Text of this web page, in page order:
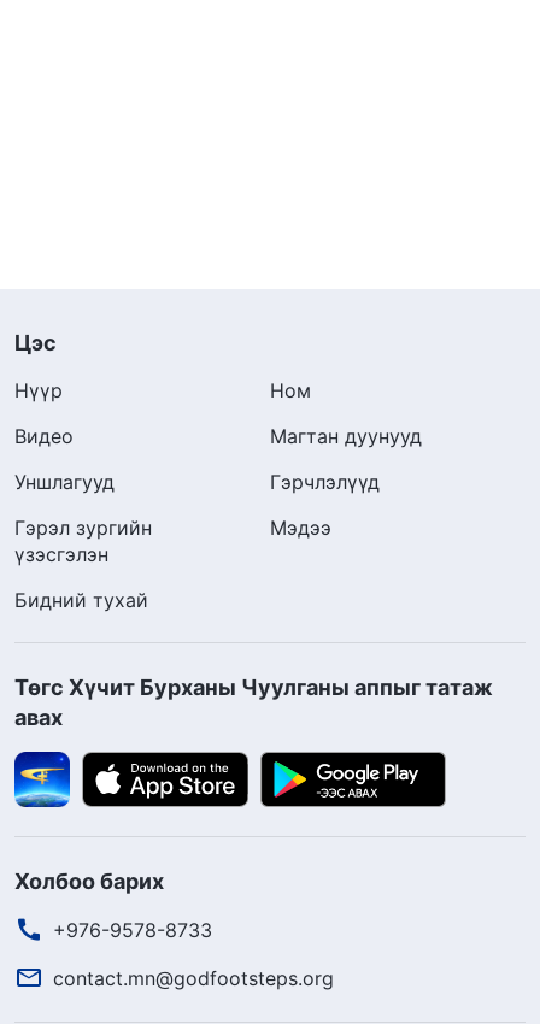
Цэс
Нүүр
Ном
Видео
Магтан дуунууд
Уншлагууд
Гэрчлэлүүд
Гэрэл зургийн
үзэсгэлэн
Мэдээ
Бидний тухай
Төгс Хүчит Бурханы Чуулганы аппыг татаж
авах
Холбоо барих
+976-9578-8733
contact.mn@godfootsteps.org